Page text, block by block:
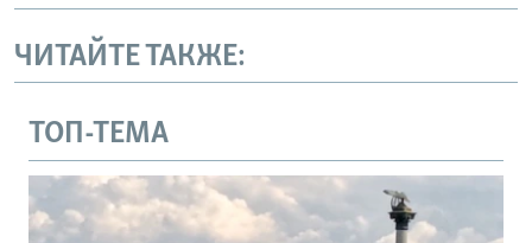
ЧИТАЙТЕ ТАКЖЕ:
ТОП-ТЕМА